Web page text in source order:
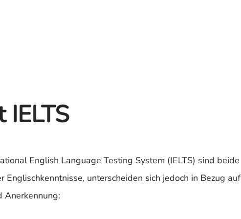
English Language Testing System (IELTS) sind beide
unterscheiden sich jedoch in Bezug auf
Anerkennung: